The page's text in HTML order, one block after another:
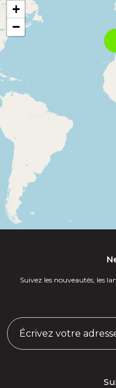
+
−
Suivez les nouveautés, les